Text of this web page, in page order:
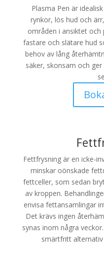
Plasma Pen är
rynkor, lös hud och
områden i ansiktet och
fastare och slätare hud
behov av lång
säker, skonsam och
Fettfrysning är en icke-
minskar oönskade
fettceller, som sedan
av kroppen.
envisa fettansamlingar
Det krävs ingen
synas inom några
smärtfritt